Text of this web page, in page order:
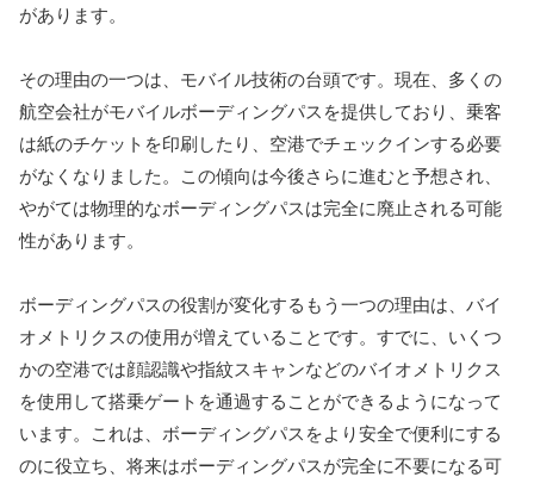
があります。
その理由の一つは、モバイル技術の台頭です。現在、多くの
航空会社がモバイルボーディングパスを提供しており、乗客
は紙のチケットを印刷したり、空港でチェックインする必要
がなくなりました。この傾向は今後さらに進むと予想され、
やがては物理的なボーディングパスは完全に廃止される可能
性があります。
ボーディングパスの役割が変化するもう一つの理由は、バイ
オメトリクスの使用が増えていることです。すでに、いくつ
かの空港では顔認識や指紋スキャンなどのバイオメトリクス
を使用して搭乗ゲートを通過することができるようになって
います。これは、ボーディングパスをより安全で便利にする
のに役立ち、将来はボーディングパスが完全に不要になる可